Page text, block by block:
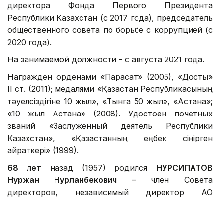
директора Фонда Первого Президента
Республики Казахстан (с 2017 года), председатель
общественного совета по борьбе с коррупцией (с
2020 года).
На занимаемой должности - с августа 2021 года.
Награжден орденами «Парасат» (2005), «Достық»
II ст. (2011); медалями «Қазақстан Республикасының
тәуелсіздігіне 10 жыл», «Тынга 50 жыл», «Астана»;
«10 жыл Астана» (2008). Удостоен почетных
званий «Заслуженный деятель Республики
Казахстан», «Қазақстанның еңбек сіңірген
қайраткері» (1999).
68 лет назад (1957) родился НУРСИПАТОВ
Нуржан Нурланбекович – член Совета
директоров, независимый директор АО